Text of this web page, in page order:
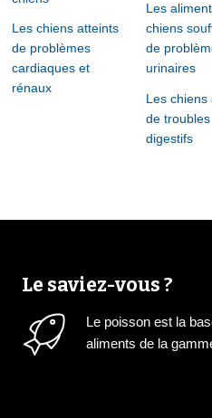
Les chiens atteints
de problèmes
cardiaques et
rénaux
Les
chiens
de
urinaires
Les chiens
de troubles
digestifs
Le saviez-vous ?
Le poisson est la
aliments de la